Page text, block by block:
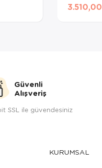
3.510,00
Güvenli
Alışveriş
SSL ile güvendesiniz
KURUMSAL